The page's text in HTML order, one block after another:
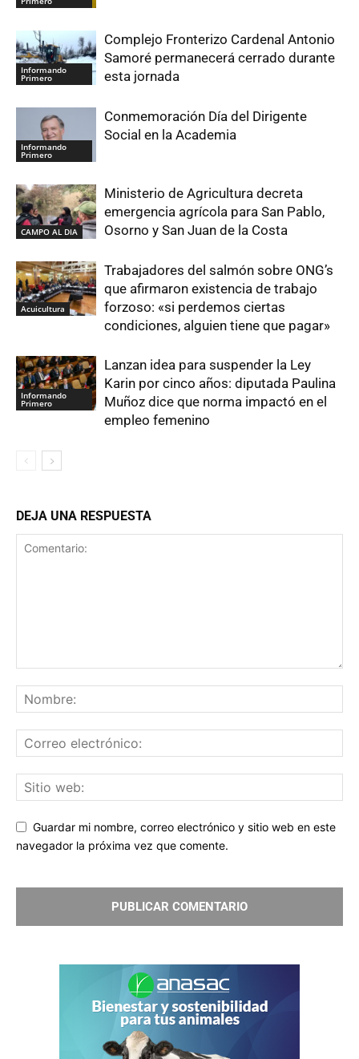
Informando
Primero
Complejo Fronterizo Cardenal Antonio
Samoré permanecerá cerrado durante
esta jornada
Informando
Primero
Conmemoración Día del Dirigente
Social en la Academia
CAMPO AL DIA
Ministerio de Agricultura decreta
emergencia agrícola para San Pablo,
Osorno y San Juan de la Costa
Acuicultura
Trabajadores del salmón sobre ONG’s
que afirmaron existencia de trabajo
forzoso: «si perdemos ciertas
condiciones, alguien tiene que pagar»
Informando
Primero
Lanzan idea para suspender la Ley
Karin por cinco años: diputada Paulina
Muñoz dice que norma impactó en el
empleo femenino
DEJA UNA RESPUESTA
Guardar mi nombre, correo electrónico y sitio web en este
navegador la próxima vez que comente.